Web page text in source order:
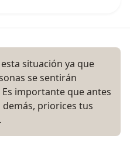
situación ya que
se sentirán
importante que antes
priorices tus